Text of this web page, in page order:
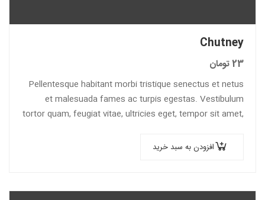
Chutney
23تومان
Pellentesque habitant morbi tristique senectus et netus
et malesuada fames ac turpis egestas. Vestibulum
tortor quam, feugiat vitae, ultricies eget, tempor sit amet,
افزودن به سبد خرید